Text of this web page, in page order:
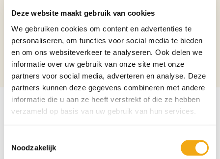
Deze website maakt gebruik van cookies
We gebruiken cookies om content en advertenties te
personaliseren, om functies voor social media te bieden
en om ons websiteverkeer te analyseren. Ook delen we
informatie over uw gebruik van onze site met onze
partners voor social media, adverteren en analyse. Deze
partners kunnen deze gegevens combineren met andere
informatie die u aan ze heeft verstrekt of die ze hebben
verzameld op basis van uw gebruik van hun services.
Noodzakelijk
Bulldog van Resin met Zonnebril en Stropdas - Blauw met Zwart
Netto gewicht: 4.66 kg